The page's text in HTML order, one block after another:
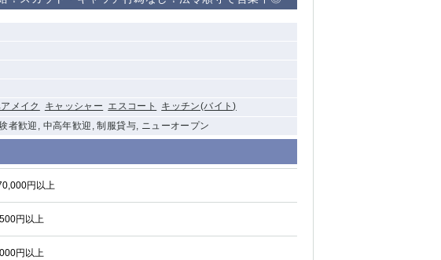
メイク キャッシャー エスコート キッチン(バイト)
者歓迎, 中高年歓迎, 制服貸与, ニューオープン
円以上
円以上
円以上
亀戸
水道橋
幡ヶ谷
祖師ヶ谷大蔵
溝の口
本厚木
武蔵小杉
武蔵新城 元住吉